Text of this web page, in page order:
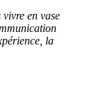
en vase
la